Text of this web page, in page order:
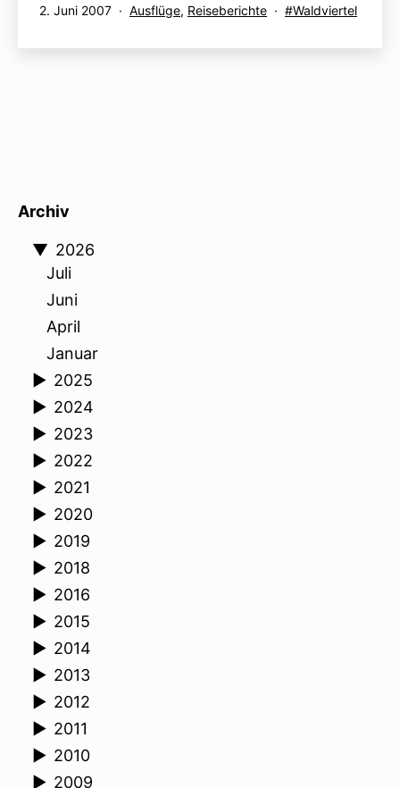
gerne
Veröffentlicht
2. Juni 2007
Kategorisiert
Ausflüge, Reiseberichte
Verschlagwortet
Waldviertel
Archiv
▼ 2026
Juli
Juni
April
Januar
► 2025
► 2024
► 2023
► 2022
► 2021
► 2020
► 2019
► 2018
► 2016
► 2015
► 2014
► 2013
► 2012
► 2011
► 2010
► 2009